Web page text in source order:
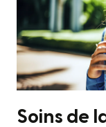
Soins de